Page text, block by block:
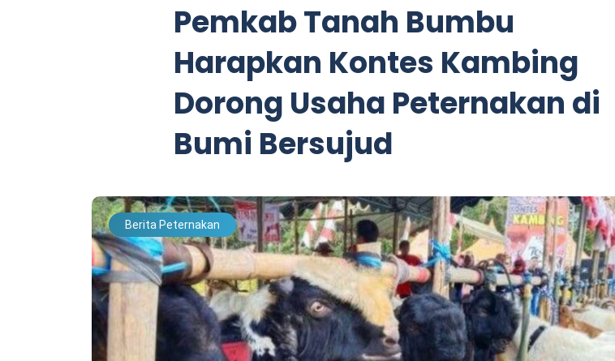
Pemkab Tanah Bumbu
Harapkan Kontes Kambing
Dorong Usaha Peternakan di
Bumi Bersujud
Berita Peternakan